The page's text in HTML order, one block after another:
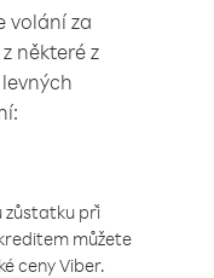
volání za
některé z
zůstatku při
můžete
ceny Viber.